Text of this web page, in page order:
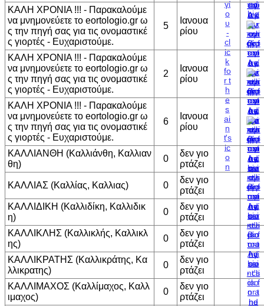
ΚΑΛΗ ΧΡΟΝΙΑ !!! - Παρακαλούμε
να μνημονεύετε το eortologio.gr ω
ς την πηγή σας για τις ονομαστικέ
ς γιορτές - Ευχαριστούμε.
5
Ιανουα
ρίου
ΚΑΛΗ ΧΡΟΝΙΑ !!! - Παρακαλούμε
να μνημονεύετε το eortologio.gr ω
ς την πηγή σας για τις ονομαστικέ
ς γιορτές - Ευχαριστούμε.
2
Ιανουα
ρίου
ΚΑΛΗ ΧΡΟΝΙΑ !!! - Παρακαλούμε
να μνημονεύετε το eortologio.gr ω
ς την πηγή σας για τις ονομαστικέ
ς γιορτές - Ευχαριστούμε.
6
Ιανουα
ρίου
ΚΑΛΛΙΑΝΘΗ (Καλλιάνθη, Καλλιαν
θη)
0
δεν γιο
ρτάζει
ΚΑΛΛΙΑΣ (Καλλίας, Καλλιας) 0
δεν γιο
ρτάζει
ΚΑΛΛΙΔΙΚΗ (Καλλιδίκη, Καλλιδικ
η)
0
δεν γιο
ρτάζει
ΚΑΛΛΙΚΛΗΣ (Καλλικλής, Καλλικλ
ης)
0
δεν γιο
ρτάζει
ΚΑΛΛΙΚΡΑΤΗΣ (Καλλικράτης, Κα
λλικρατης)
0
δεν γιο
ρτάζει
ΚΑΛΛΙΜΑΧΟΣ (Καλλίμαχος, Καλλ
ιμαχος)
0
δεν γιο
ρτάζει